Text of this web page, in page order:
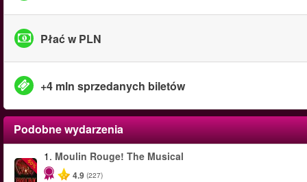
Płać w PLN
+4 mln sprzedanych biletów
Podobne wydarzenia
-50%
1. Moulin Rouge! The Musical
4.9 (227)